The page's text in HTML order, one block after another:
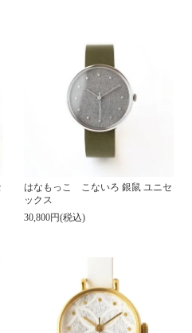
はなもっこ こないろ 銀鼠 ユニセ
ックス
30,800円(税込)